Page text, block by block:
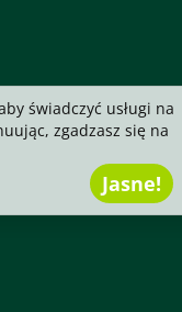
świadczyć usługi na
zgadzasz się na
Jasne!